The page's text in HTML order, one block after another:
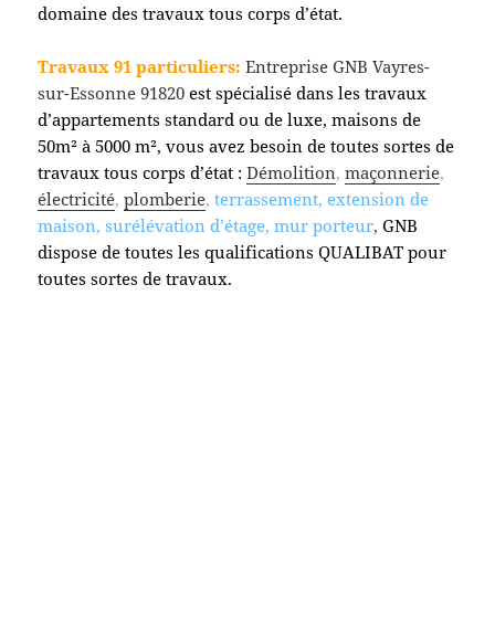
domaine des travaux tous corps d’état.
Travaux 91 particuliers: Entreprise GNB Vayres-
sur-Essonne 91820 est spécialisé dans les travaux
d’appartements standard ou de luxe, maisons de
50m² à 5000 m², vous avez besoin de toutes sortes de
travaux tous corps d’état : Démolition,maçonnerie,
électricité,plomberie, terrassement, extension de
maison, surélévation d’étage, mur porteur,GNB
dispose de toutes les qualifications QUALIBAT pour
toutes sortes de travaux.